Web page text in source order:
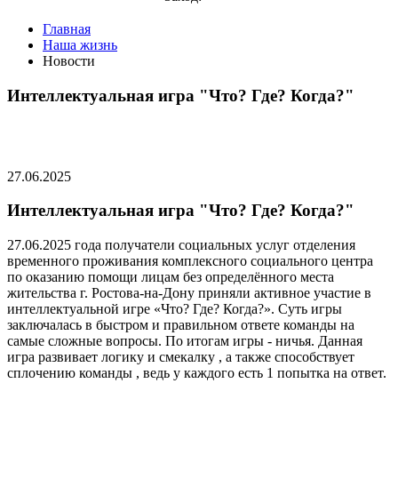
Главная
Наша жизнь
Новости
Интеллектуальная игра "Что? Где? Когда?"
27.06.2025
Интеллектуальная игра "Что? Где? Когда?"
27.06.2025 года получатели социальных услуг отделения
временного проживания комплексного социального центра
по оказанию помощи лицам без определённого места
жительства г. Ростова-на-Дону приняли активное участие в
интеллектуальной игре «Что? Где? Когда?». Суть игры
заключалась в быстром и правильном ответе команды на
самые сложные вопросы. По итогам игры - ничья. Данная
игра развивает логику и смекалку , а также способствует
сплочению команды , ведь у каждого есть 1 попытка на ответ.